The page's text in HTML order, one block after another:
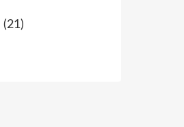
(21)